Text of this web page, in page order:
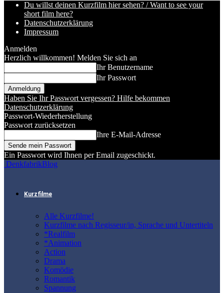
Du willst deinen Kurzfilm hier sehen? / Want to see your
short film here?
Datenschutzerklärung
Impressum
Anmelden
Herzlich willkommen! Melden Sie sich an
Ihr Benutzername
Ihr Passwort
Haben Sie Ihr Passwort vergessen? Hilfe bekommen
Datenschutzerklärung
Passwort-Wiederherstellung
Passwort zurücksetzen
Ihre E-Mail-Adresse
Ein Passwort wird Ihnen per Email zugeschickt.
DenkfabrikBlog
Kurzfilme
Alle Kurzfilme!
Kurzfilme nach Regisseur/in, Sprache und Untertiteln
*Realfilm
*Animation
Action
Drama
Komödie
Romantik
Spannung